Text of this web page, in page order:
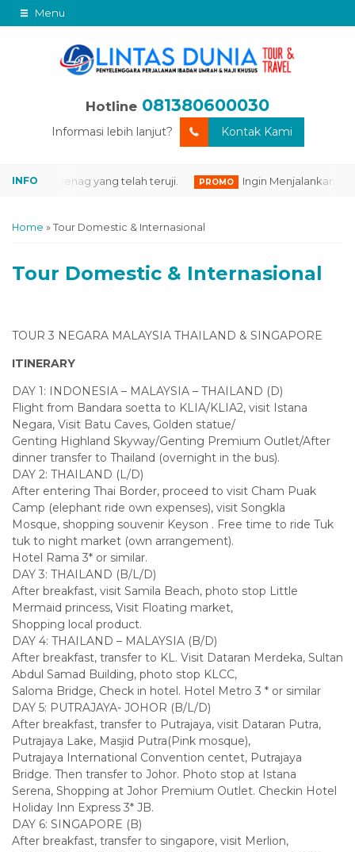
Menu
Hotline 081380600030
Informasi lebih lanjut? Kontak Kami
Kemenag yang telah teruji. PROMO Ingin Menjalankan Ibadah
Home » Tour Domestic & Internasional
Tour Domestic & Internasional
TOUR 3 NEGARA MALAYSIA THAILAND & SINGAPORE
ITINERARY
DAY 1: INDONESIA – MALAYSIA – THAILAND (D)
Flight from Bandara soetta to KLIA/KLIA2, visit Istana
Negara, Visit Batu Caves, Golden statue/
Genting Highland Skyway/Genting Premium Outlet/After
dinner transfer to Thailand (overnight in the bus).
DAY 2: THAILAND (L/D)
After entering Thai Border, proceed to visit Cham Puak
Camp (elephant ride own expenses), visit Songkla
Mosque, shopping souvenir Keyson . Free time to ride Tuk
tuk to night market (own arrangement).
Hotel Rama 3* or similar.
DAY 3: THAILAND (B/L/D)
After breakfast, visit Samila Beach, photo stop Little
Mermaid princess, Visit Floating market,
Shopping local product.
DAY 4: THAILAND – MALAYSIA (B/D)
After breakfast, transfer to KL. Visit Dataran Merdeka, Sultan
Abdul Samad Building, photo stop KLCC,
Saloma Bridge, Check in hotel. Hotel Metro 3 * or similar
DAY 5: PUTRAJAYA- JOHOR (B/L/D)
After breakfast, transfer to Putrajaya, visit Dataran Putra,
Putrajaya Lake, Masjid Putra(Pink mosque),
Putrajaya International Convention centet, Putrajaya
Bridge. Then transfer to Johor. Photo stop at Istana
Serena, Shopping at Johor Premium Outlet. Checkin Hotel
Holiday Inn Express 3* JB.
DAY 6: SINGAPORE (B)
After breakfast, transfer to singapore, visit Merlion,